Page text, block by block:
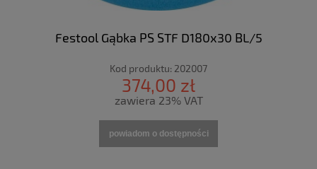
Festool Gąbka PS STF D180x30 BL/5
Kod produktu: 202007
374,00 zł
zawiera 23% VAT
powiadom o dostępności